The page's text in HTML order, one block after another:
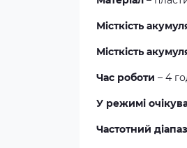
Місткість
Місткість
Час роботи – 4
У режимі
Частотний